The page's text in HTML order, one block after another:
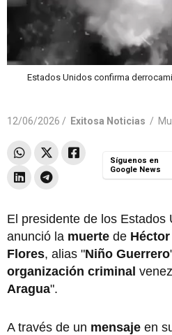
Estados Unidos confirma
12/06/2026 / Exitosa Noticias /
Síguenos en
Google News
El presidente de los Estados
anunció la muerte de
Flores, alias "Niño Guerrero
organización criminal
Aragua".
A través de un mensaje en